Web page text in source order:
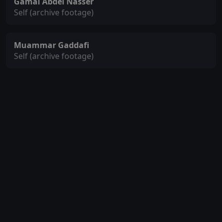
Self (archive footage)
Muammar Gaddafi
Self (archive footage)